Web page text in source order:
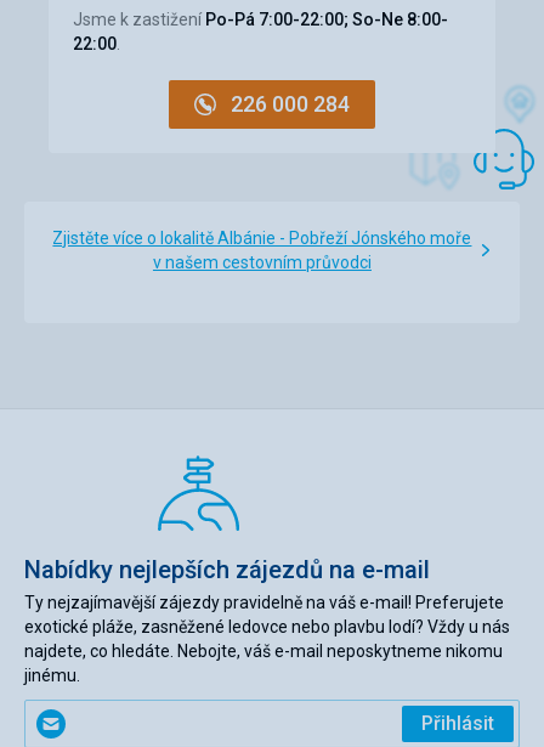
Jsme k zastižení Po-Pá 7:00-22:00; So-Ne 8:00-
22:00
226 000 284
Zjistěte více o lokalitě Albánie - Pobřeží Jónského moře
v našem cestovním průvodci
Nabídky nejlepších zájezdů na e-mail
Ty nejzajímavější zájezdy pravidelně na váš e-mail! Preferujete
exotické pláže, zasněžené ledovce nebo plavbu lodí? Vždy u nás
najdete, co hledáte. Nebojte, váš e-mail neposkytneme nikomu
jinému.
Zadejte
svůj
Přihlásit